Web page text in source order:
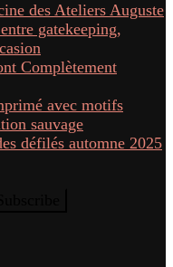
des Ateliers Auguste
gatekeeping,
Complètement
avec motifs
sauvage
défilés automne 2025